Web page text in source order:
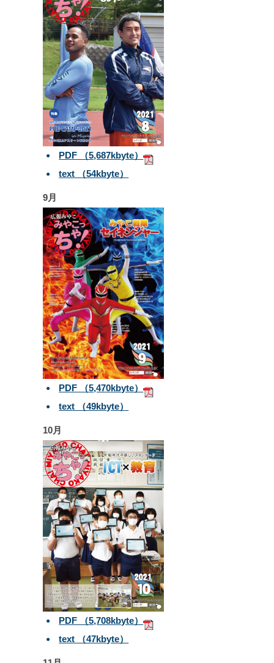
PDF （5,687kbyte）
text （54kbyte）
9月
PDF （5,470kbyte）
text （49kbyte）
10月
PDF （5,708kbyte）
text （47kbyte）